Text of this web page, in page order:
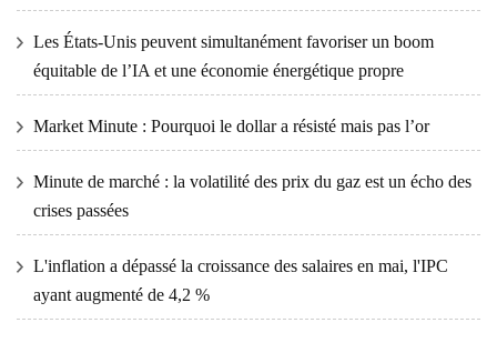
Les États-Unis peuvent simultanément favoriser un boom
équitable de l’IA et une économie énergétique propre
Market Minute : Pourquoi le dollar a résisté mais pas l’or
Minute de marché : la volatilité des prix du gaz est un écho des
crises passées
L'inflation a dépassé la croissance des salaires en mai, l'IPC
ayant augmenté de 4,2 %